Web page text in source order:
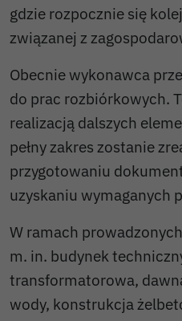
gdzie rozpocznie się
związanej z
Obecnie wykonawca
do prac rozbiórkowych.
realizacją dalszych
pełny zakres zostanie
przygotowaniu
uzyskaniu wymaganych
W ramach
m. in. budynek
transformatorowa,
wody, konstrukcja